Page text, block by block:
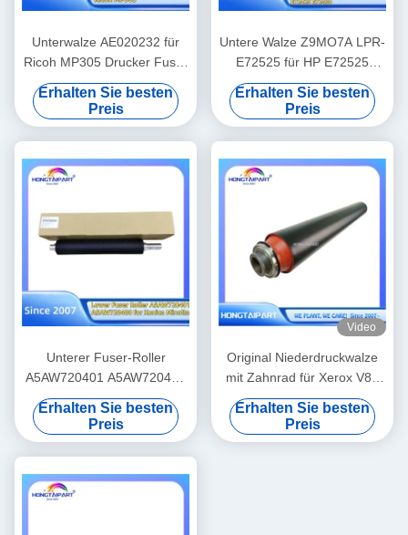
Unterwalze AE020232 für
Ricoh MP305 Drucker Fuser
Wärme Walzdruck
Ersatzteile Lieferung
Hongtaipart
Erhalten Sie besten
Preis
Untere Walze Z9MO7A LPR-
E72525 für HP E72525
E72625 E72630 E72535
E72530 E72425 E72430
Fixiereinheit Heizwalze
Ersatzteilversorgung
Hongtaipart Druck
Erhalten Sie besten
Preis
Unterer Fuser-Roller
A5AW720401 A5AW720400
für Konica Minolta Press
C6085 C6100 C6110 C1085
C1100 Ersatzteile Lieferung
Hongtaipart Wärme Fuser
Druck
Erhalten Sie besten
Preis
Video
Original Niederdruckwalze
mit Zahnrad für Xerox V80
V180 V2100 V3100 80 180
2100 310 Heizfixierwalze
Zubehör 607K15910
Erhalten Sie besten
Preis